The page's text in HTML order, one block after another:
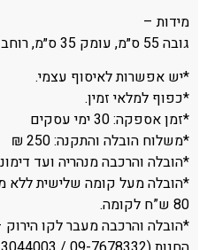
מידות –
גובה 55 ס״מ, עומק 35 ס״מ, רוחב 45 ס״מ
*יש אפשרות לאיסוף עצמי.
*כפוף למלאי זמין.
*זמן אספקה: 30 ימי עסקים
*משלוח הובלה והתקנה: 250 ₪
*הובלה והרכבה מנהריה ועד דימונה, עד
*הובלה מעל קומה שלישית ללא
80 ש”ח לקומה.
*הובלה והרכבה מעבר לקו